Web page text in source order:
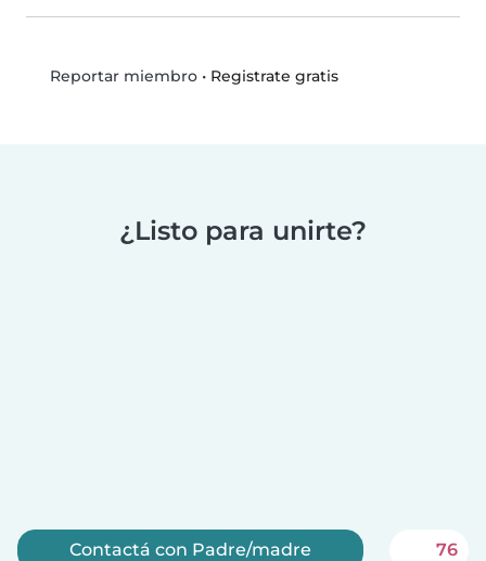
Reportar miembro• Registrate gratis
¿Listo para unirte?
Contactá con Padre/madre 76